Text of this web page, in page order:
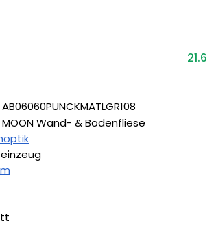
21.6
AB06060PUNCKMATLGR108
MOON Wand- & Bodenfliese